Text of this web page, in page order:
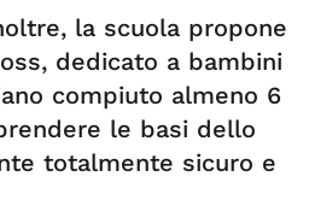
la scuola propone
dedicato a bambini
compiuto almeno 6
le basi dello
totalmente sicuro e